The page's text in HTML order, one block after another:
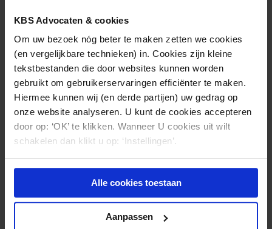
KBS Advocaten & cookies
Om uw bezoek nóg beter te maken zetten we cookies
(en vergelijkbare technieken) in. Cookies zijn kleine
tekstbestanden die door websites kunnen worden
gebruikt om gebruikerservaringen efficiënter te maken.
Hiermee kunnen wij (en derde partijen) uw gedrag op
onze website analyseren. U kunt de cookies accepteren
door op: ‘OK’ te klikken. Wanneer U cookies uit wilt
schakelen dan klikt u op: ‘Instellingen’.
Alle cookies toestaan
Aanpassen
Nieuws & kennis
Ook interessant?